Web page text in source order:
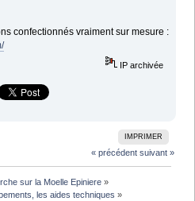
confectionnés vraiment sur mesure :
IP archivée
IMPRIMER
« précédent suivant »
sur la Moelle Epiniere »
les aides techniques »